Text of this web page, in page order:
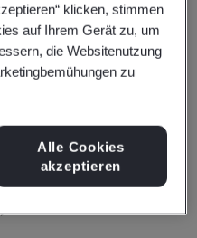
Chemical
Ltd.
klicken, stimmen
auf Ihrem Gerät zu, um
die Websitenutzung
zu
Alle Cookies
akzeptieren